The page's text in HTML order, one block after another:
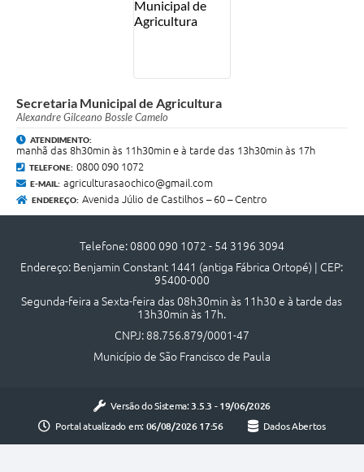
Quadro de Pessoal
Veículos
Imóveis locados
Imóveis territorial
Legislação consolidada
GERAR BOLETO DE IPTU/ISS/ALVARÁ/CERTIDÕES
Cadastro de Fornecedores
Alvarás
Secretaria Municipal de Agricultura
Alexandre Gilceano Bossle Camelo
ATENDIMENTO:
manhã das 8h30min às 11h30min e à tarde das 13h30min às 17h
TELEFONE: 0800 090 1072
E-MAIL: agriculturasaochico@gmail.com
ENDEREÇO: Avenida Júlio de Castilhos – 60 – Centro
Telefone: 0800 090 1072 - 54 3196 3094
Endereço: Benjamin Constant 1441 (antiga Fábrica Ortopé) | CEP:
95400-000
Segunda-feira a Sexta-feira das 08h30min às 11h30 e à tarde das
13h30min às 17h.
CNPJ: 88.756.879/0001-47
Município de São Francisco de Paula
Versão do Sistema: 3.5.3 - 19/06/2026
Portal atualizado em: 06/08/2026 17:56 Dados Abertos